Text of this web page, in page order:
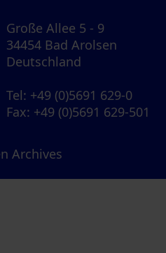
Große Allee 5 - 9
34454 Bad Arolsen
Deutschland
Tel: +49 (0)5691 629-0
Fax: +49 (0)5691 629-501
Archives